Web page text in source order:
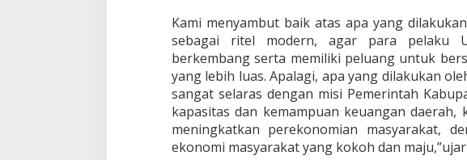
i
T
i
n
g
a
t
Kami menyambut baik atas apa yang
sebagai ritel modern, agar para pelaku
berkembang serta memiliki peluang untuk
yang lebih luas. Apalagi, apa yang dilakukan
sangat selaras dengan misi Pemerintah
kapasitas dan kemampuan keuangan
meningkatkan perekonomian masyarakat,
ekonomi masyarakat yang kokoh dan